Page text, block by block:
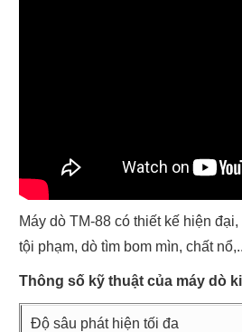
Máy dò TM-88 có thiết kế hiện
tội phạm, dò tìm bom mìn, chất
Thông số kỹ thuật của máy dò
Độ sâu phát hiện tối đa